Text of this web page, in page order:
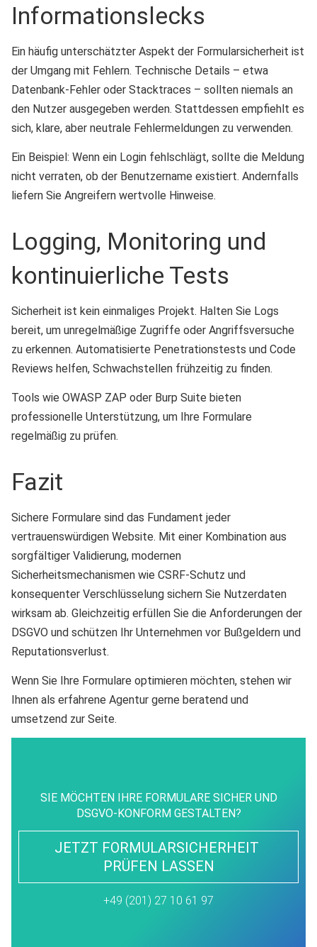
Informationslecks
Ein häufig unterschätzter Aspekt der Formularsicherheit ist
der Umgang mit Fehlern. Technische Details – etwa
Datenbank-Fehler oder Stacktraces – sollten niemals an
den Nutzer ausgegeben werden. Stattdessen empfiehlt es
sich, klare, aber neutrale Fehlermeldungen zu verwenden.
Ein Beispiel: Wenn ein Login fehlschlägt, sollte die Meldung
nicht verraten, ob der Benutzername existiert. Andernfalls
liefern Sie Angreifern wertvolle Hinweise.
Logging, Monitoring und
kontinuierliche Tests
Sicherheit ist kein einmaliges Projekt. Halten Sie Logs
bereit, um unregelmäßige Zugriffe oder Angriffsversuche
zu erkennen. Automatisierte Penetrationstests und Code
Reviews helfen, Schwachstellen frühzeitig zu finden.
Tools wie OWASP ZAP oder Burp Suite bieten
professionelle Unterstützung, um Ihre Formulare
regelmäßig zu prüfen.
Fazit
Sichere Formulare sind das Fundament jeder
vertrauenswürdigen Website. Mit einer Kombination aus
sorgfältiger Validierung, modernen
Sicherheitsmechanismen wie CSRF-Schutz und
konsequenter Verschlüsselung sichern Sie Nutzerdaten
wirksam ab. Gleichzeitig erfüllen Sie die Anforderungen der
DSGVO und schützen Ihr Unternehmen vor Bußgeldern und
Reputationsverlust.
Wenn Sie Ihre Formulare optimieren möchten, stehen wir
Ihnen als erfahrene Agentur gerne beratend und
umsetzend zur Seite.
SIE MÖCHTEN IHRE FORMULARE SICHER UND
DSGVO-KONFORM GESTALTEN?
JETZT FORMULARSICHERHEIT
PRÜFEN LASSEN
+49 (201) 27 10 61 97